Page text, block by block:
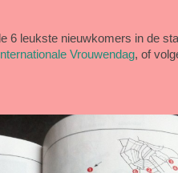
6 leukste nieuwkomers in de
Vrouwendag, of